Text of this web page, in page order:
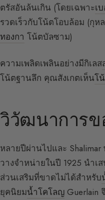
ตรัสอันล้นเกิน (โดยเฉพาะเ
รวดเร็วกับโน้ตโอบล้อม (กุห
ทองกา โน้ตบัลซาม)
ความเพลิดเพลินอย่างมีกิเลส
โน้ตฐานลึก คุณสังเกตเห็นโ
วิวัฒนาการข
หลายปีผ่านไปและ
วางจำหน่ายในปี 1925 นำ
ส่วนเสริมที่ขาดไม่ได้สำหรับ
ยุคนิยมน้ำโคโลญ Guerlain